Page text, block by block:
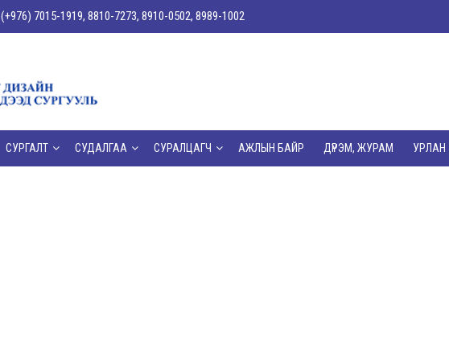
(+976) 7015-1919, 8810-7273, 8910-0502, 8989-1002
СУРГАЛТ СУДАЛГАА СУРАЛЦАГЧ АЖЛЫН БАЙР ДҮРЭМ, ЖУРАМ УРЛАН